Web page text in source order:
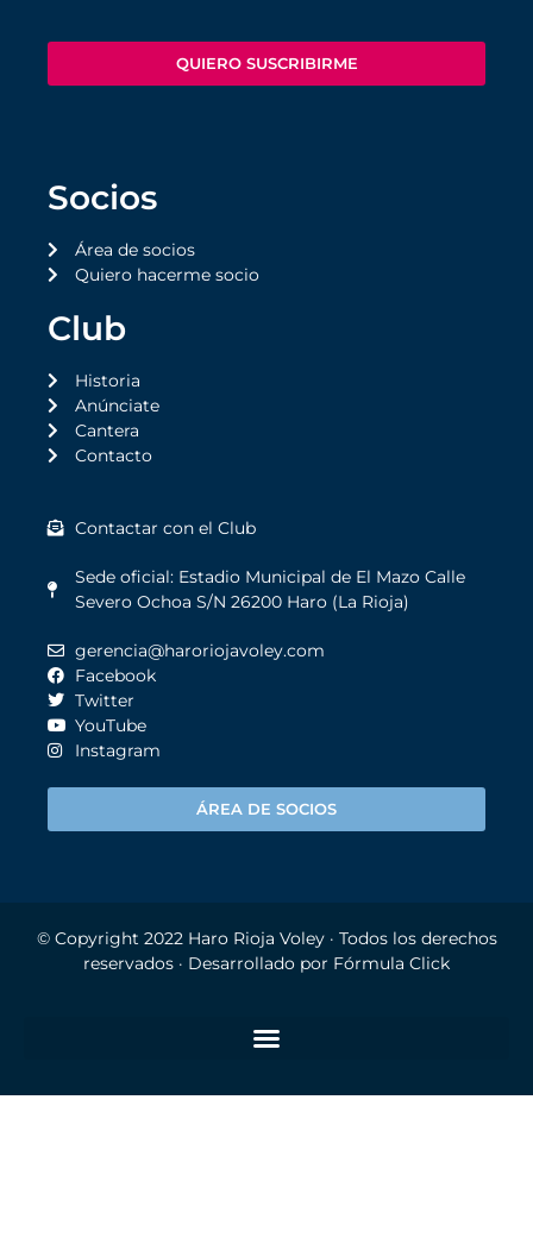
QUIERO SUSCRIBIRME
Socios
Área de socios
Quiero hacerme socio
Club
Historia
Anúnciate
Cantera
Contacto
Contactar con el Club
Sede oficial: Estadio Municipal de El Mazo Calle
Severo Ochoa S/N 26200 Haro (La Rioja)
gerencia@haroriojavoley.com
Facebook
Twitter
YouTube
Instagram
ÁREA DE SOCIOS
© Copyright 2022 Haro Rioja Voley· Todos los derechos
reservados · Desarrollado por Fórmula Click